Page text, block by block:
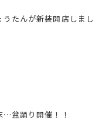
うたんが新装開店しまし
…盆踊り開催！！